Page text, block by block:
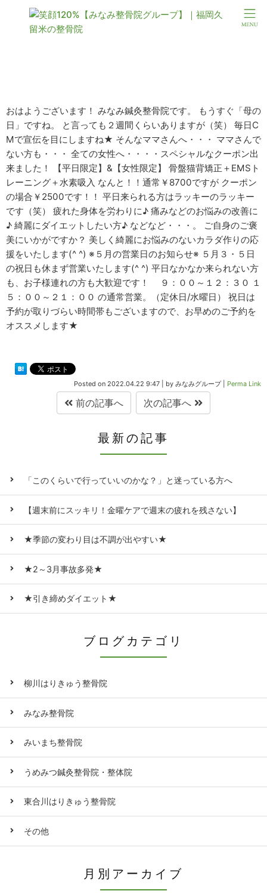
おはようございます！ みなみ鍼灸整骨院です。 もうすぐ「母の
日」ですね。 と言っても２週間くらいありますが（笑） 毎日C
Mで宣伝を目にしますね★ そんなママさんへ・・・ ママさんで
ない方も・・・ 全ての女性へ・・・・スペシャルなクーポン出
来ました！ 【平日限定】&【女性限定】 骨盤猫背矯正＋EMSト
レーニング＋水素吸入 なんと！！通常￥8700ですが クーポン
の場合￥2500です！！ 平日来られる方はラッキーのラッキー
です（笑） 疲れた身体を労わりに♪ 痛みなどのお悩みの改善に
♪ 綺麗にダイエットしたい方♪ などなど・・・。 ご自身のご褒
美にいかがですか？ 美しく綺麗にお悩みのないカラダ作りの応
援をいたします(^ ^) ※５月の営業日のお知らせ※ ５月３・５日
の祝日も休まず営業いたします(^ ^) 平日なかなか来られない方
も、お子様連れの方も大歓迎です！ ９：００～１２：３０ １
５：００～２１：００ の通常営業。（定休日/水曜日） 祝日は
予約が取りづらい時間帯もございますので、お早めのご予約を
オススメします★
Posted on 2022.04.22 9:47 by みなみグループ| Perma Link
前の記事へ 次の記事へ
最新の記事
「このくらいで行っていいのかな？」と迷っている方へ
【週末前にスッキリ！金曜ケアで週末の疲れを残さない】
★季節の変わり目は不調が出やすい★
★2～3月事故多発★
★引き締めダイエット★
ブログカテゴリ
柳川はりきゅう整骨院
みなみ整骨院
みいまち整骨院
うめみつ鍼灸整骨院・整体院
東合川はりきゅう整骨院
その他
月別アーカイブ